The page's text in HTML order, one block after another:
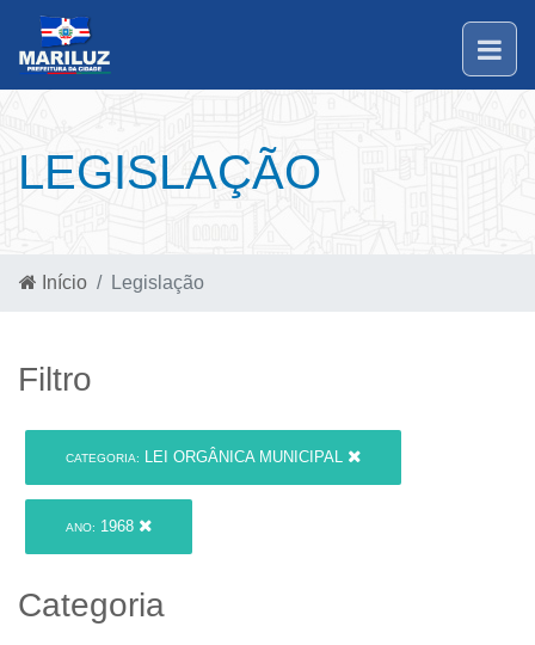
LEGISLAÇÃO
Início Legislação
Filtro
CATEGORIA: LEI ORGÂNICA MUNICIPAL
ANO: 1968
Categoria